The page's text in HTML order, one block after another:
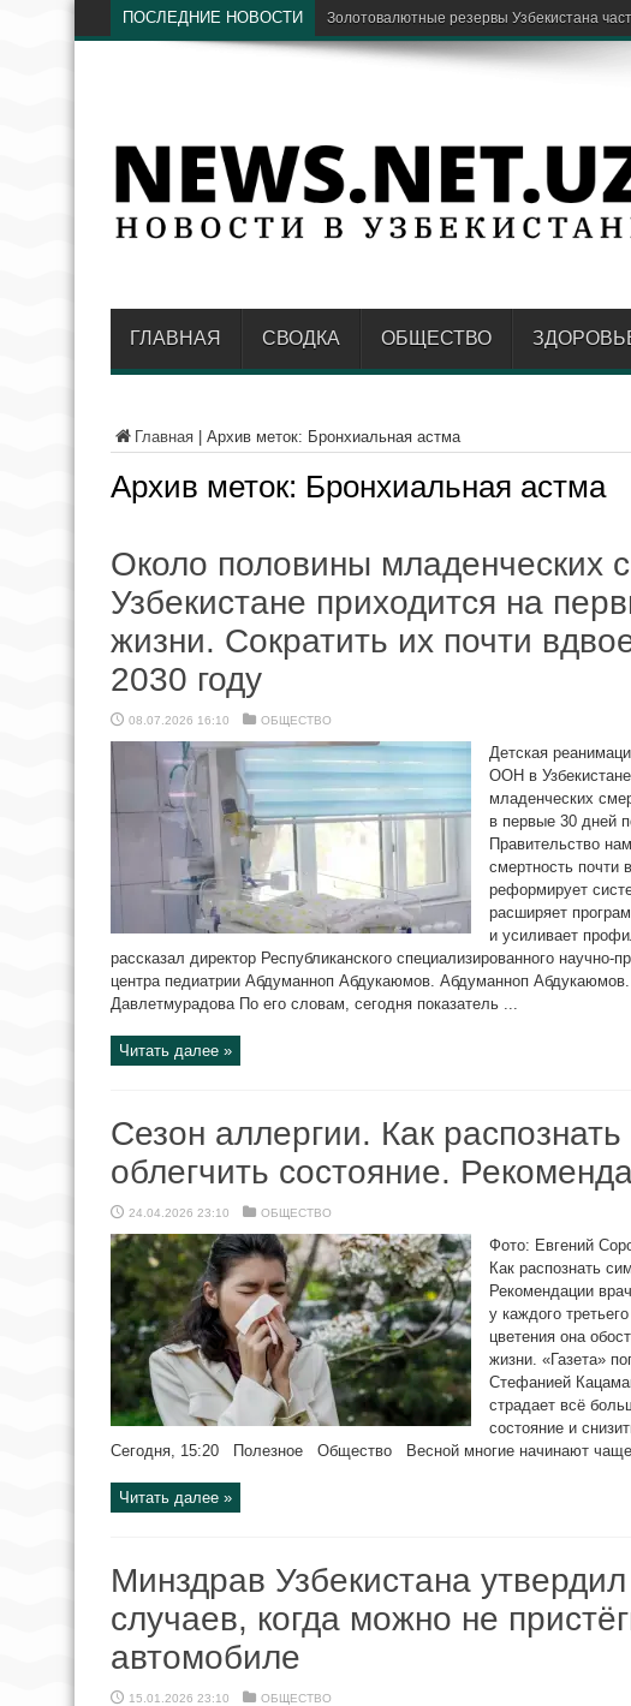
ПОСЛЕДНИЕ НОВОСТИ В Узбекист
ГЛАВНАЯ СВОДКА ОБЩЕСТВО
Главная Архив меток: Бронхиальная астма
Архив меток: Бронхиальная астма
Около половины младенческих
Узбекистане приходится на
жизни. Сократить их почти
2030 году
08.07.2026 16:10 ОБЩЕСТВО
Детская
ООН в
младенческих
в первые 30 дней
Правительство
смертность почти
реформирует
расширяет
и усиливает
рассказал директор Республиканского специализированного научно-
центра педиатрии Абдуманноп Абдукаюмов. Абдуманноп
Давлетмурадова По его словам, сегодня показатель ...
Читать далее »
Сезон аллергии. Как
облегчить состояние.
24.04.2026 23:10 ОБЩЕСТВО
Фото: Евгений
Как распознать
Рекомендации
у каждого
цветения она
жизни. «Газета»
Стефанией
страдает всё
состояние и
Сегодня, 15:20 Полезное Общество Весной многие начинают чаще
Читать далее »
Минздрав Узбекистана
случаев, когда можно не
автомобиле
15.01.2026 23:10 ОБЩЕСТВО